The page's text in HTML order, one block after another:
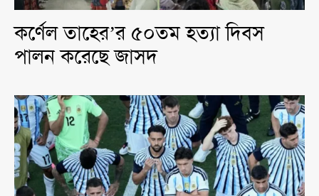
কর্ণেল তাহের’র ৫০তম হত্যা দিবস
পালন করেছে জাসদ